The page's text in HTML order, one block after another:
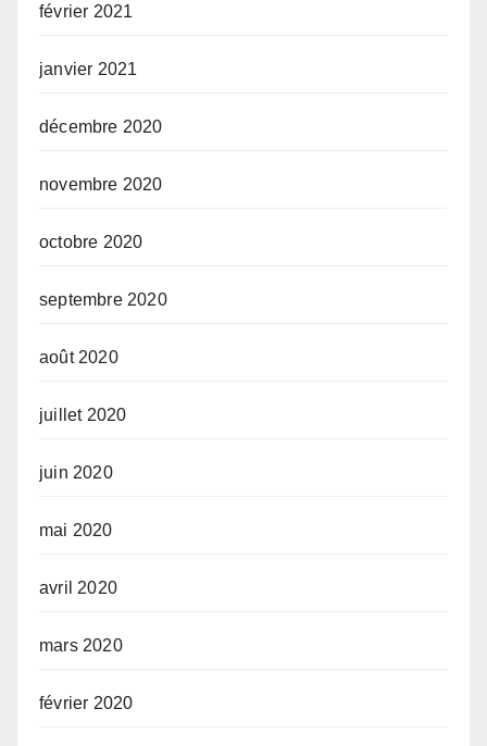
février 2021
janvier 2021
décembre 2020
novembre 2020
octobre 2020
septembre 2020
août 2020
juillet 2020
juin 2020
mai 2020
avril 2020
mars 2020
février 2020